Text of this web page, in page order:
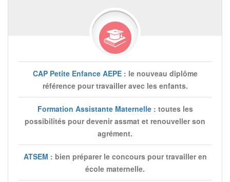
CAP Petite Enfance AEPE: le nouveau diplôme
référence pour travailler avec les enfants.
Formation Assistante Maternelle: toutes les
possibilités pour devenir assmat et renouveller son
agrément.
ATSEM : bien préparer le concours pour travailler en
école maternelle.